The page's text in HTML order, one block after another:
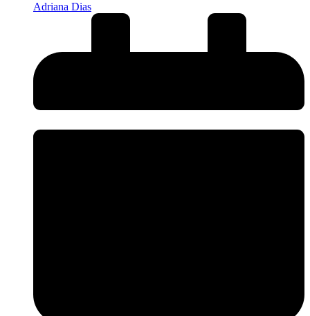
Adriana Dias